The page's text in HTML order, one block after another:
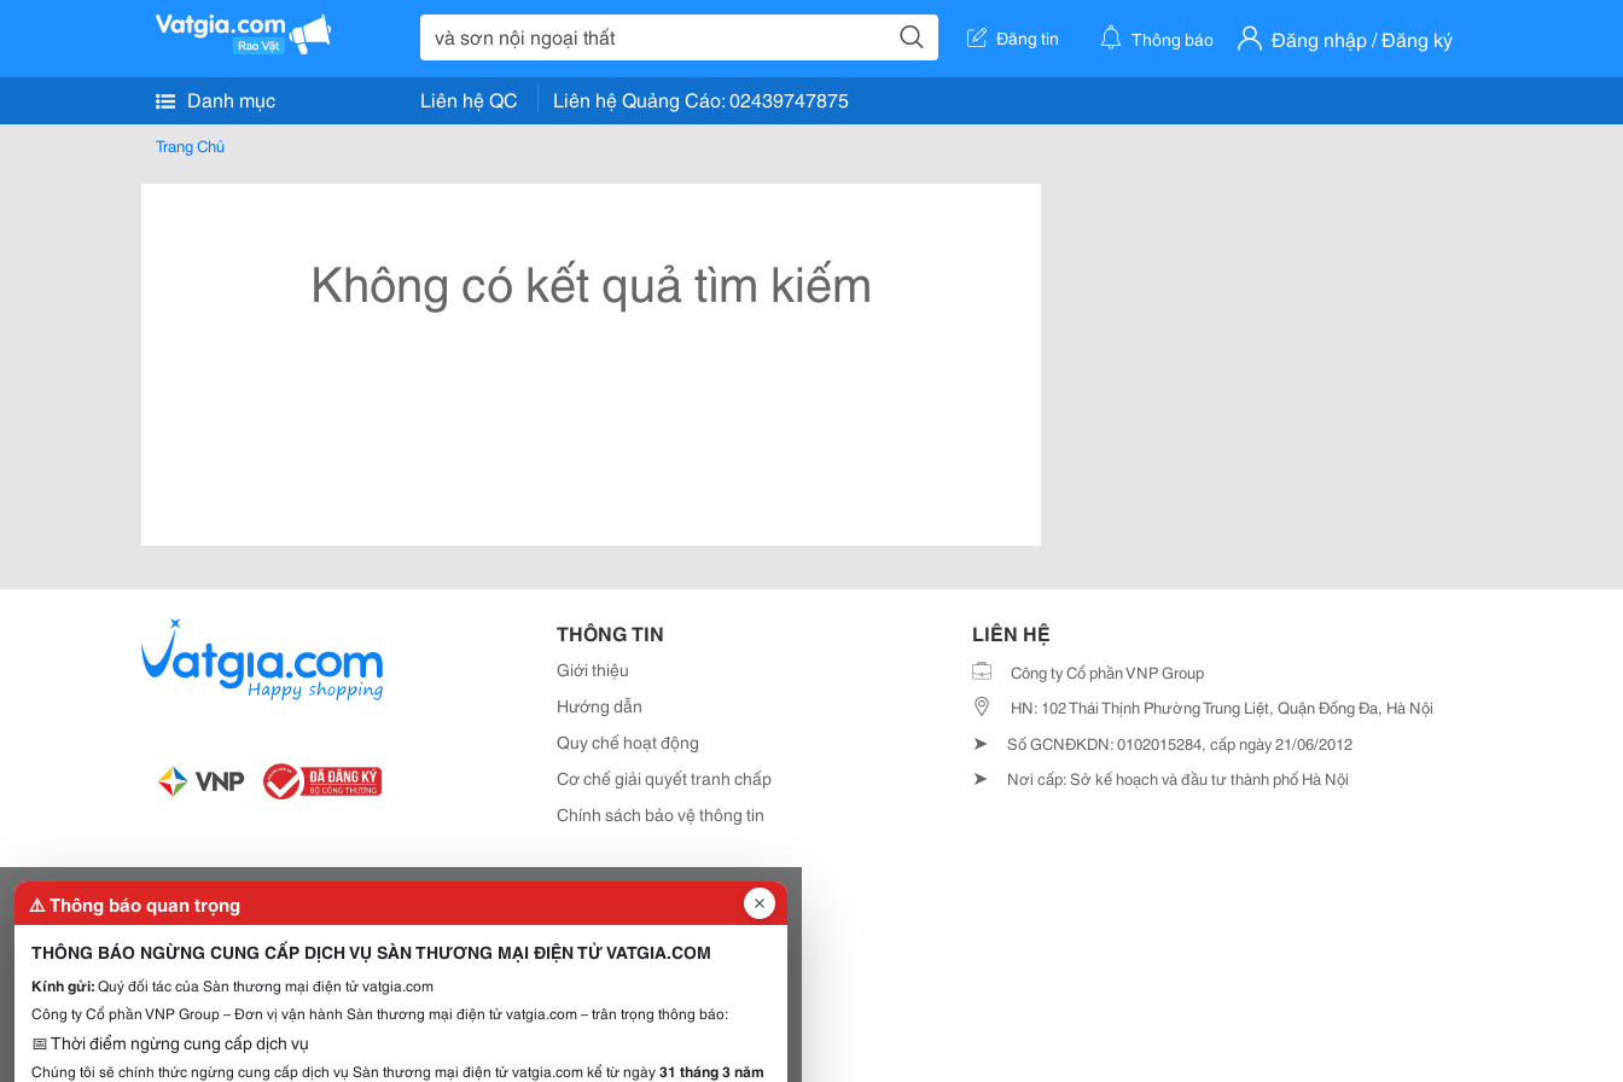
Đăng tin Thông báo Đăng nhập / Đăng ký
Danh mục Liên hệ QC Liên hệ Quảng Cáo: 02439747875
Trang Chủ
Không có kết quả tìm kiếm
THÔNG TIN
Giới thiệu
Hướng dẫn
Quy chế hoạt động
Cơ chế giải quyết tranh chấp
Chính sách bảo vệ thông tin
LIÊN HỆ
Công ty Cổ phần VNP Group
HN: 102 Thái Thịnh Phường Trung Liệt, Quận Đống Đa, Hà Nội
➤ Số GCNĐKDN: 0102015284, cấp ngày 21/06/2012
➤ Nơi cấp: Sở kế hoạch và đầu tư thành phố Hà Nội
⚠️ Thông báo quan trọng
THÔNG BÁO NGỪNG CUNG CẤP DỊCH VỤ SÀN THƯƠNG MẠI ĐIỆN TỬ VATGIA.COM
Kính gửi:Quý đối tác của Sàn thương mại điện tử vatgia.com
Công ty Cổ phần VNP Group – Đơn vị vận hành Sàn thương mại điện tử vatgia.com – trân trọng thông báo:
📅 Thời điểm ngừng cung cấp dịch vụ
Chúng tôi sẽ chính thức ngừng cung cấp dịch vụ Sàn thương mại điện tử vatgia.com kể từ ngày31 tháng 3 năm